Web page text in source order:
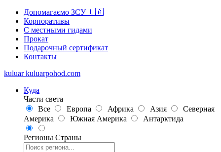
Допомагаємо ЗСУ 🇺🇦
Корпоративы
С местными гидами
Прокат
Подарочный сертификат
Контакты
kuluar kuluarpohod.com
Куда
Части света
Все
Европа Африка Азия
Северная
Америка
Южная Америка Антарктида
Регионы Страны